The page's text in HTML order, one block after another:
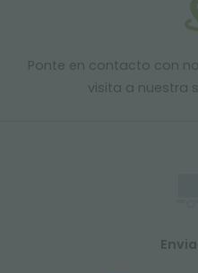
Ponte en contacto con
visita a nuestra